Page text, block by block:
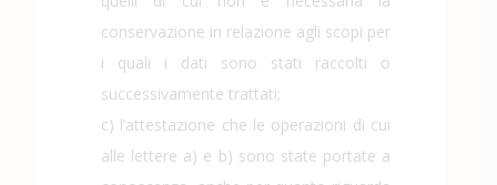
conservazione in relazione agli scopi per
i quali i dati sono stati raccolti o
successivamente trattati;
c) l’attestazione che le operazioni di cui
alle lettere a) e b) sono state portate a